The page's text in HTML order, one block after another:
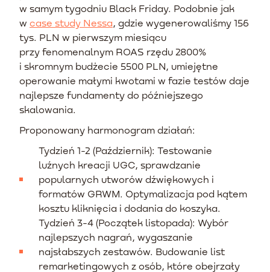
w samym tygodniu Black Friday. Podobnie jak
w case study Nessa , gdzie wygenerowaliśmy 156
tys. PLN w pierwszym miesiącu
przy fenomenalnym ROAS rzędu 2800%
i skromnym budżecie 5500 PLN, umiejętne
operowanie małymi kwotami w fazie testów daje
najlepsze fundamenty do późniejszego
skalowania.
Proponowany harmonogram działań:
Tydzień 1-2 (Październik): Testowanie
luźnych kreacji UGC, sprawdzanie
popularnych utworów dźwiękowych i
formatów GRWM. Optymalizacja pod kątem
kosztu kliknięcia i dodania do koszyka.
Tydzień 3-4 (Początek listopada): Wybór
najlepszych nagrań, wygaszanie
najsłabszych zestawów. Budowanie list
remarketingowych z osób, które obejrzały